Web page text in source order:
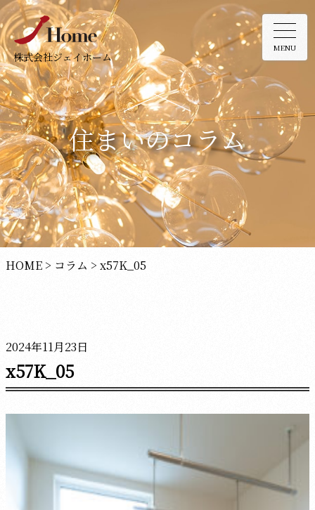
住まいのコラム
株式会社ジェイホーム
MENU
HOME > コラム > x57K_05
2024年11月23日
x57K_05